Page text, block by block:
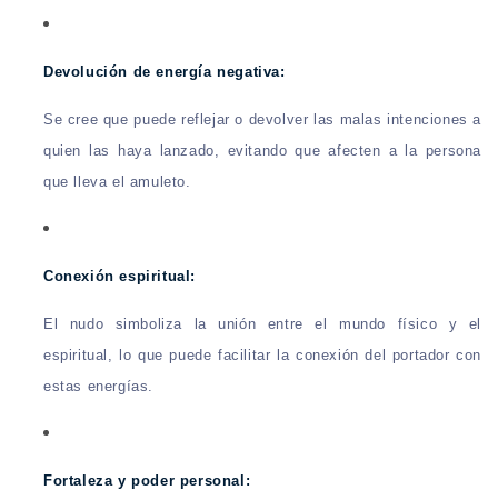
Devolución de energía negativa:
Se cree que puede reflejar o devolver las malas intenciones a
quien las haya lanzado, evitando que afecten a la persona
que lleva el amuleto.
Conexión espiritual:
El nudo simboliza la unión entre el mundo físico y el
espiritual, lo que puede facilitar la conexión del portador con
estas energías.
Fortaleza y poder personal: